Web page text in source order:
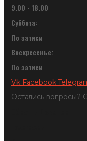
9.00 - 18.00
Суббота:
По записи
Воскресенье:
По записи
Vk Facebook
Остались вопросы?